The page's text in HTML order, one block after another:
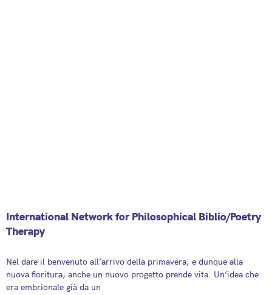
International Network for Philosophical Biblio/Poetry
Therapy
Nel dare il benvenuto all’arrivo della primavera, e dunque alla
nuova fioritura, anche un nuovo progetto prende vita. Un’idea che
era embrionale già da un